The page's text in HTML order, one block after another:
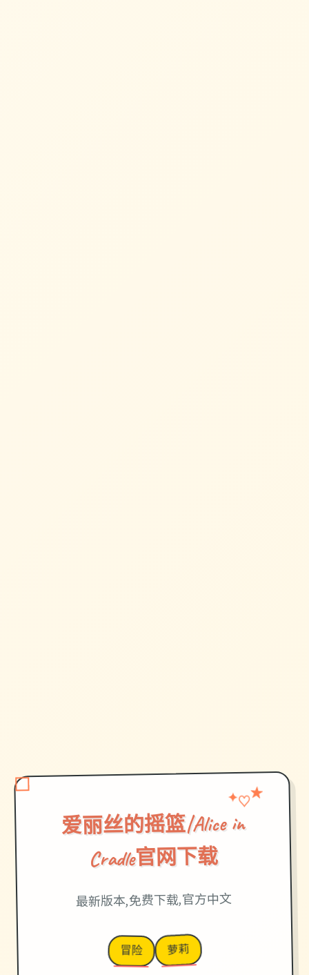
爱丽丝的摇篮|Alice in
Cradle官网下载
✦♡★
最新版本,免费下载,官方中文
冒险 萝莉